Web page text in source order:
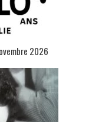
2026